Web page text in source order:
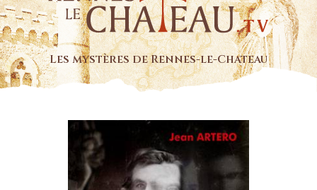
Les mystères de Rennes-le-Chateau